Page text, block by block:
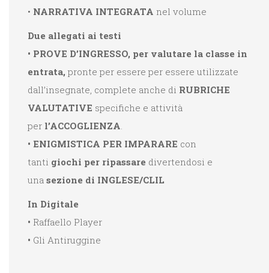
• NARRATIVA INTEGRATA nel volume
Due allegati ai testi
• PROVE D’INGRESSO, per valutare la classe in
entrata, pronte per essere per essere utilizzate
dall’insegnate, complete anche di RUBRICHE
VALUTATIVE specifiche e attività
per l’ACCOGLIENZA
• ENIGMISTICA PER IMPARARE con
tanti giochi per ripassare divertendosi e
una sezione di INGLESE/CLIL
In Digitale
• Raffaello Player
• Gli Antiruggine